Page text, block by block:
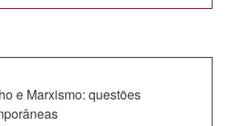
e Marxismo: questões